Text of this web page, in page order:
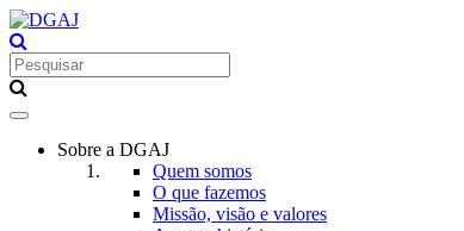
Toggle
navigationSobre a DGAJ
Quem somos
O que fazemos
Missão, visão e valores